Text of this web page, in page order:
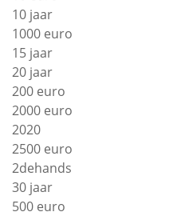
10 jaar
1000 euro
15 jaar
20 jaar
200 euro
2000 euro
2020
2500 euro
2dehands
30 jaar
500 euro